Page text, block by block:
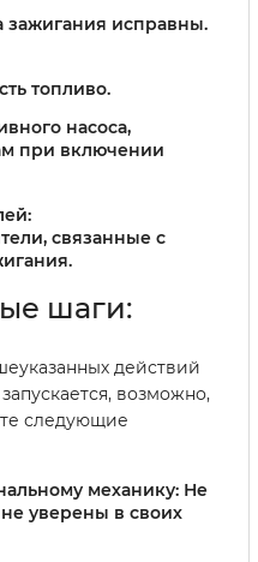
зажигания исправны.
топливо.
насоса,
при включении
связанные с
шаги:
действий
возможно,
следующие
механику: Не
уверены в своих